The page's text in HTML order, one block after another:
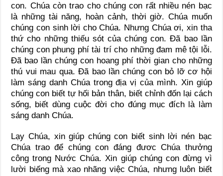
con. Chúa còn trao cho chúng con rất nhiều nén bạc
là những tài năng, hoàn cảnh, thời giờ. Chúa muốn
chúng con sinh lời cho Chúa. Nhưng Chúa ơi, xin tha
thứ cho những thiếu sót của chúng con. Đã bao lần
chúng con phung phí tài trí cho những đam mê tội lỗi.
Đã bao lần chúng con hoang phí thời gian cho những
thú vui mau qua. Đã bao lần chúng con bỏ lỡ cơ hội
làm sáng danh Chúa trong địa vị của mình. Xin giúp
chúng con biết tự hối bản thân, biết chỉnh đốn lại cách
sống, biết dùng cuộc đời cho đúng mục đích là làm
sáng danh Chúa.
Lạy Chúa, xin giúp chúng con biết sinh lời nén bạc
Chúa trao để chúng con đáng đươc Chúa thưởng
công trong Nước Chúa. Xin giúp chúng con đừng vì
lười biếng mà xao nhãng việc Chúa, nhưng luôn biết